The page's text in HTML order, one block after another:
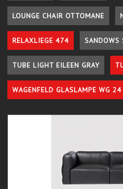
LOUNGE CHAIR OTTOMANE
RELAXLIEGE 474 SANDOWS
TUBE LIGHT EILEEN GRAY
WAGENFELD GLASLAMPE WG